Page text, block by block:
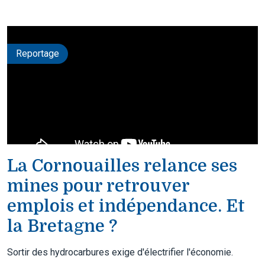
Reportage
La Cornouailles relance ses
mines pour retrouver
emplois et indépendance. Et
la Bretagne ?
Sortir des hydrocarbures exige d'électrifier l'économie.